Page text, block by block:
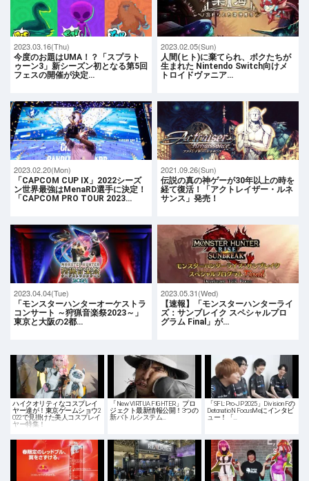
2023.03.16(Thu)
今度のお題はUMA！？「スプラト
ゥーン3」新シーズン初となる第5回
フェスの開催が決定…
2023.02.05(Sun)
人間(ヒト)に棄てられ、ボクたちが
生まれた Nintendo Switch向けメ
トロイドヴァニア…
2023.02.20(Mon)
「CAPCOM CUP IX」2022シーズ
ン世界最強はMenaRD選手に決定！
「CAPCOM PRO TOUR 2023…
2021.09.26(Sun)
伝説の真の神ゲーが30年以上の時を
経て復活！「アクトレイザー・ルネ
サンス」発売！
2023.04.04(Tue)
「モンスターハンターオーケストラ
コンサート ～狩猟音楽祭2023～」
東京と大阪の2都…
2023.05.31(Wed)
【速報】「モンスターハンターライ
ズ：サンブレイク スペシャルプロ
グラム Final」が…
ハイクオリティなコスプレイ
ヤー達が！東京ゲームショウ2
022で見掛けた美人コスプレイ
ヤー特集！
「New VIRTUA FIGHTER」プロ
ジェクト最新情報公開！3つの
新バトルシステム…
「SFL: Pro-JP 2025」Division Fの
DetonatioN FocusMeにインタビ
ュー！「…